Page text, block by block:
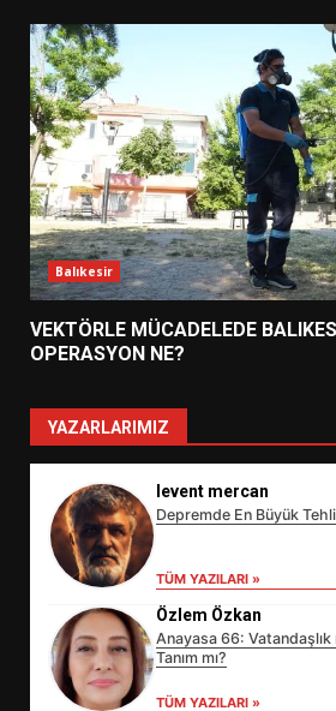
Balıkesir
VEKTÖRLE MÜCADELEDE
OPERASYON NE?
YAZARLARIMIZ
levent mercan
Depremde En Büyük
TÜM YAZILARI »
Özlem Özkan
Anayasa 66: Vatandaşlık
Tanım mı?
TÜM YAZILARI »
EİB’DE KRİTİK